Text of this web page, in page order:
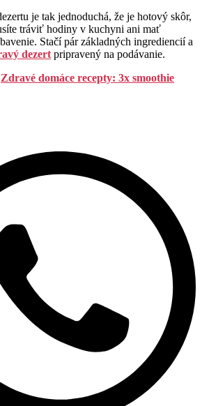
je tak jednoduchá, že je hotový skôr,
tráviť hodiny v kuchyni ani mať
Stačí pár základných ingrediencií a
dezertpripravený na podávanie.
Zdravé domáce recepty: 3x smoothie